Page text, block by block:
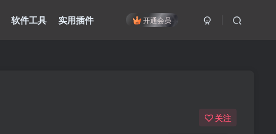
开通会员
软件工具 实用插件
关注